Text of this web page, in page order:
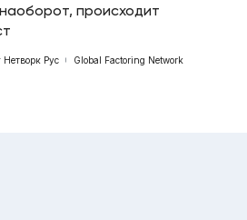
наоборот, происходит
Нетворк Рус Global Factoring Network